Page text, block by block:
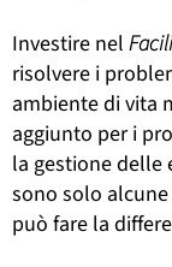
Investire nel
risolvere i
ambiente di vita
aggiunto per i
la gestione delle
sono solo
può fare la